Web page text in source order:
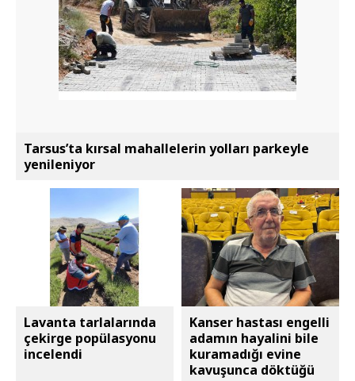
Tarsus’ta kırsal mahallelerin yolları parkeyle
yenileniyor
Lavanta tarlalarında
çekirge popülasyonu
incelendi
Kanser hastası engelli
adamın hayalini bile
kuramadığı evine
kavuşunca döktüğü